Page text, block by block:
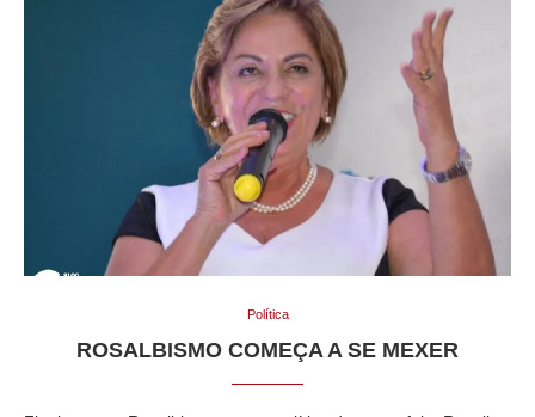
Política
ROSALBISMO COMEÇA A SE MEXER